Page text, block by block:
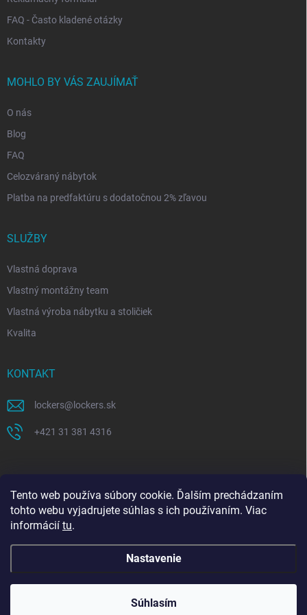
Tento web používa súbory cookie. Ďalším prechádzaním
tohto webu vyjadrujete súhlas s ich používaním. Viac
informácií tu.
Nastavenie
Súhlasím
Celozávodná dovolenka 27. 7. – 9. 8. 2026. Objednávky
prijaté v tomto období začneme spracovávať od 10. 8.
FAQ - Často kladené otázky
Kontakty
MOHLO BY VÁS ZAUJÍMAŤ
O nás
Blog
FAQ
Celozváraný nábytok
Platba na predfaktúru s dodatočnou 2% zľavou
SLUŽBY
Vlastná doprava
Vlastný montážny team
Vlastná výroba nábytku a stoličiek
Kvalita
KONTAKT
lockers@ lockers.sk
+421 31 381 4316
Copyright 2026Lockers.sk. Všetky práva vyhradené.Upraviť nastavenie
cookies